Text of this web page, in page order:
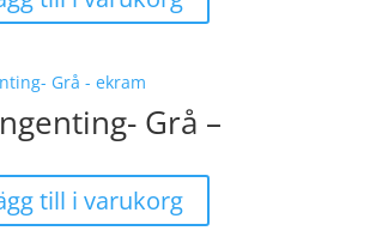
Grå –
till i varukorg